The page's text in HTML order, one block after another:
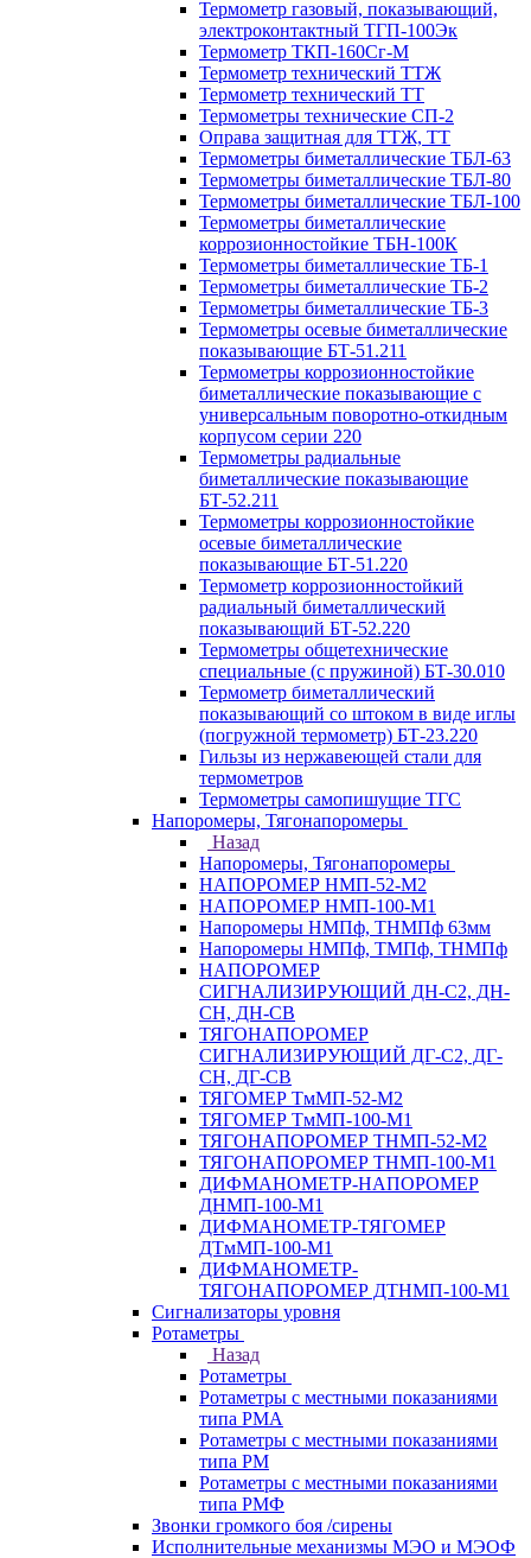
Термометр газовый, показывающий,
электроконтактный ТГП-100Эк
Термометр ТКП-160Сг-М
Термометр технический ТТЖ
Термометр технический ТТ
Термометры технические СП-2
Оправа защитная для ТТЖ, ТТ
Термометры биметаллические ТБЛ-63
Термометры биметаллические ТБЛ-80
Термометры биметаллические ТБЛ-100
Термометры биметаллические
коррозионностойкие ТБН-100К
Термометры биметаллические ТБ-1
Термометры биметаллические ТБ-2
Термометры биметаллические ТБ-3
Термометры осевые биметаллические
показывающие БТ-51.211
Термометры коррозионностойкие
биметаллические показывающие с
универсальным поворотно-откидным
корпусом серии 220
Термометры радиальные
биметаллические показывающие
БТ-52.211
Термометры коррозионностойкие
осевые биметаллические
показывающие БТ-51.220
Термометр коррозионностойкий
радиальный биметаллический
показывающий БТ-52.220
Термометры общетехнические
специальные (с пружиной) БТ-30.010
Термометр биметаллический
показывающий со штоком в виде иглы
(погружной термометр) БТ-23.220
Гильзы из нержавеющей стали для
термометров
Термометры самопишущие ТГС
Напоромеры, Тягонапоромеры
Назад
Напоромеры, Тягонапоромеры
НАПОРОМЕР НМП-52-М2
НАПОРОМЕР НМП-100-М1
Напоромеры НМПф, ТНМПф 63мм
Напоромеры НМПф, ТМПф, ТНМПф
НАПОРОМЕР
СИГНАЛИЗИРУЮЩИЙ ДН-С2, ДН-
СН, ДН-СВ
ТЯГОНАПОРОМЕР
СИГНАЛИЗИРУЮЩИЙ ДГ-С2, ДГ-
СН, ДГ-СВ
ТЯГОМЕР ТмМП-52-М2
ТЯГОМЕР ТмМП-100-М1
ТЯГОНАПОРОМЕР ТНМП-52-М2
ТЯГОНАПОРОМЕР ТНМП-100-М1
ДИФМАНОМЕТР-НАПОРОМЕР
ДНМП-100-М1
ДИФМАНОМЕТР-ТЯГОМЕР
ДТмМП-100-М1
ДИФМАНОМЕТР-
ТЯГОНАПОРОМЕР ДТНМП-100-М1
Сигнализаторы уровня
Ротаметры
Назад
Ротаметры
Ротаметры с местными показаниями
типа РМА
Ротаметры с местными показаниями
типа РМ
Ротаметры с местными показаниями
типа РМФ
Звонки громкого боя /сирены
Исполнительные механизмы МЭО и МЭОФ